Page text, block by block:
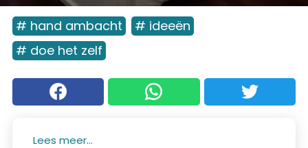
# hand ambacht
# ideeën
# doe het zelf
Lees meer...